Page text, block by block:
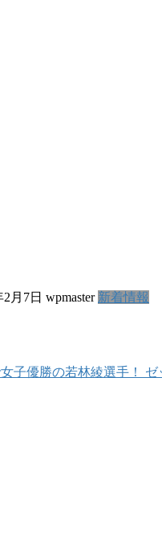
2月7日 wpmaster 新着情報
子優勝の若林綾選手！